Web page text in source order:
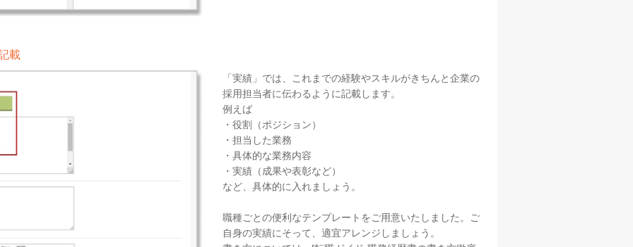
載
「実績」では、これまでの経験やスキルがきちんと企業の
採用担当者に伝わるように記載します。
例えば
・役割（ポジション）
・担当した業務
・具体的な業務内容
・実績（成果や表彰など）
など、具体的に入れましょう。
職種ごとの便利なテンプレートをご用意いたしました。ご
自身の実績にそって、適宜アレンジしましょう。